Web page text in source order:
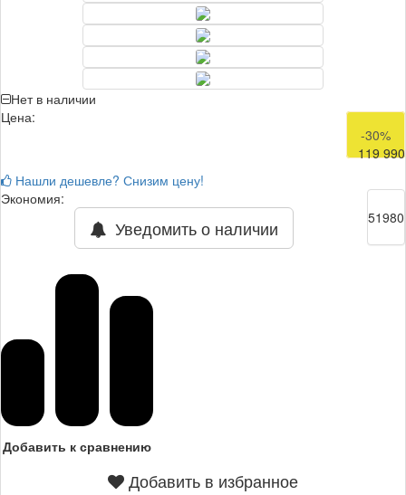
Нет в наличии
Цена:
171 970
-30%
119 990
Нашли дешевле? Снизим цену!
Экономия:
51980
Уведомить о наличии
Добавить к сравнению
Добавить в избранное